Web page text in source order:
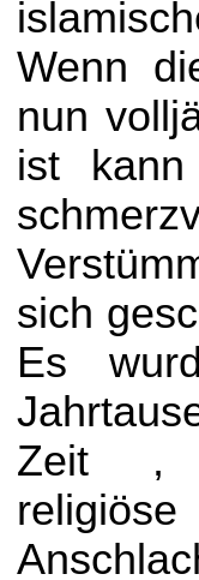
Wenn
nun
ist
sich
Es
Zeit ,
religiöse